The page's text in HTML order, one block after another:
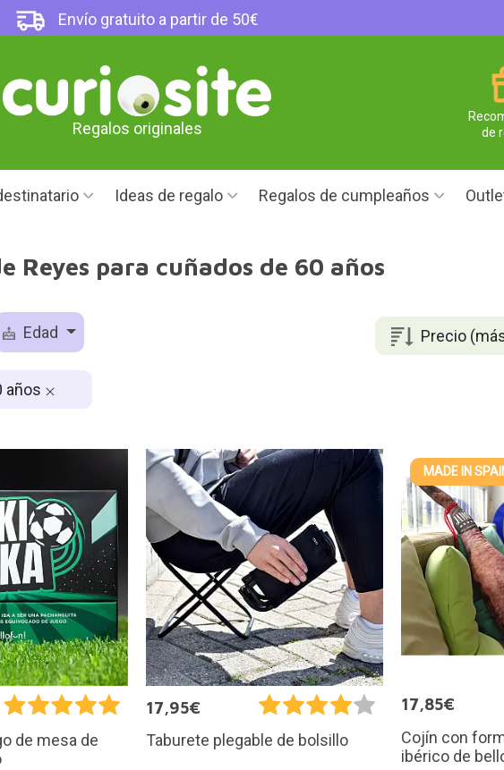
Envío gratuito a partir de 50€
Regalos originales
de
Ideas de regalo Regalos de cumpleaños
Reyes para cuñados de 60 años
Precio
Edad
años
de mesa de
17,95€
Taburete plegable de bolsillo
MADE IN
17,85€
Cojín con
ibérico de